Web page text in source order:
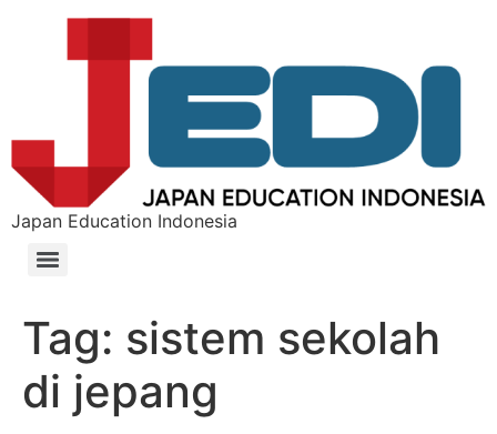
Japan Education Indonesia
Tag: sistem sekolah
di jepang